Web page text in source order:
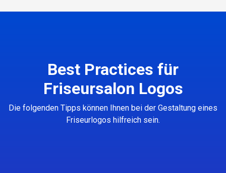
Best Practices für
Friseursalon Logos
Die folgenden Tipps können Ihnen bei der Gestaltung eines
Friseurlogos hilfreich sein.